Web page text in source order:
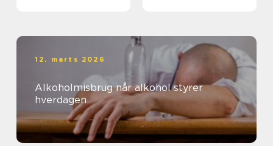
12. marts 2026
Alkoholmisbrug når alkohol styrer
hverdagen